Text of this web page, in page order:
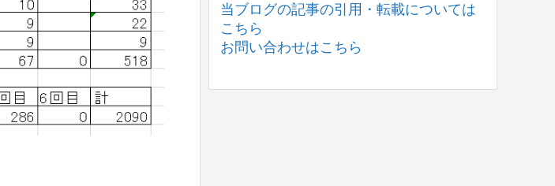
当ブログの記事の引用・転載については
こちら
お問い合わせはこちら